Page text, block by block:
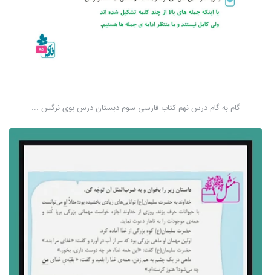
گام به گام درس نهم کتاب فارسی سوم دبستان درس بوی نرگس ...